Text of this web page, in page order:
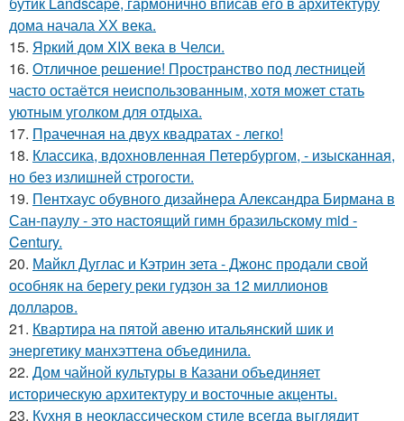
дома начала ХХ века.
15. Яркий дом XIX века в Челси.
16. Отличное решение! Пространство под лестницей
часто остаётся неиспользованным, хотя может стать
уютным уголком для отдыха.
17. Прачечная на двух квадратах - легко!
18. Классика, вдохновленная Петербургом, - изысканная,
но без излишней строгости.
19. Пентхаус обувного дизайнера Александра Бирмана в
Сан-паулу - это настоящий гимн бразильскому mid -
Century.
20. Майкл Дуглас и Кэтрин зета - Джонс продали свой
особняк на берегу реки гудзон за 12 миллионов
долларов.
21. Квартира на пятой авеню итальянский шик и
энергетику манхэттена объединила.
22. Дом чайной культуры в Казани объединяет
историческую архитектуру и восточные акценты.
23. Кухня в неоклассическом стиле всегда выглядит